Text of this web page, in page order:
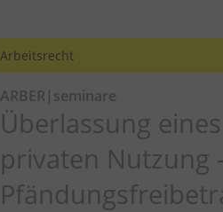
Arbeitsrecht
ARBER|seminare
Überlassung
privaten Nutzung -